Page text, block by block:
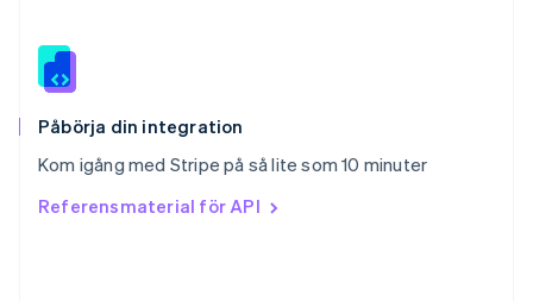
Påbörja din integration
Kom igång med Stripe på så lite som 10 minuter
Referensmaterial för API
Storbritannien
Sverige
SvenskaEnglish
ไทยEnglish
English